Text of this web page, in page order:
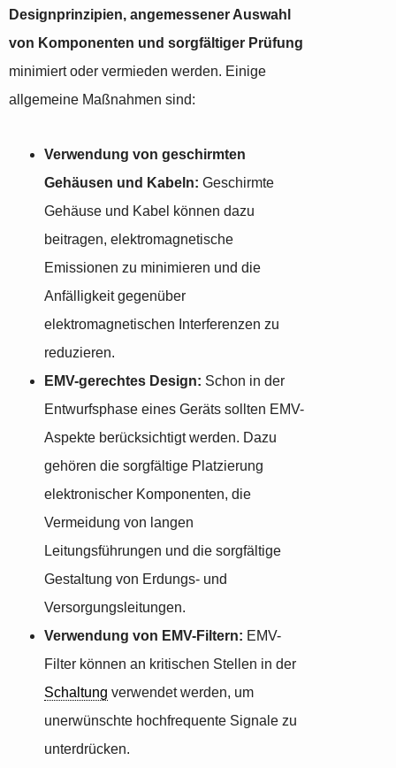
Designprinzipien, angemessener Auswahl
von Komponenten und sorgfältiger Prüfung
minimiert oder vermieden werden. Einige
allgemeine Maßnahmen sind:
Verwendung von geschirmten
Gehäusen und Kabeln: Geschirmte
Gehäuse und Kabel können dazu
beitragen, elektromagnetische
Emissionen zu minimieren und die
Anfälligkeit gegenüber
elektromagnetischen Interferenzen zu
reduzieren.
EMV-gerechtes Design: Schon in der
Entwurfsphase eines Geräts sollten EMV-
Aspekte berücksichtigt werden. Dazu
gehören die sorgfältige Platzierung
elektronischer Komponenten, die
Vermeidung von langen
Leitungsführungen und die sorgfältige
Gestaltung von Erdungs- und
Versorgungsleitungen.
Verwendung von EMV-Filtern: EMV-
Filter können an kritischen Stellen in der
Schaltung verwendet werden, um
unerwünschte hochfrequente Signale zu
unterdrücken.